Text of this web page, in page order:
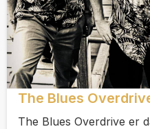
The Blues
The Blues Overdrive er